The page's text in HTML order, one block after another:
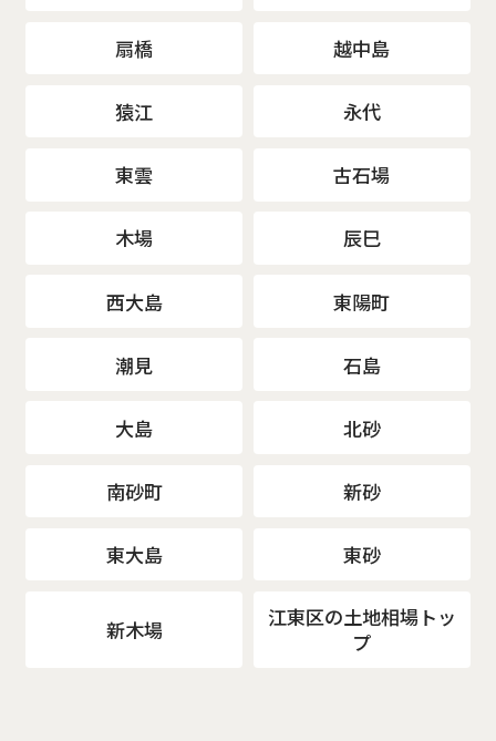
扇橋 越中島
猿江 永代
東雲 古石場
木場 辰巳
西大島 東陽町
潮見 石島
大島 北砂
南砂町 新砂
東大島 東砂
新木場
江東区の土地相場トッ
プ